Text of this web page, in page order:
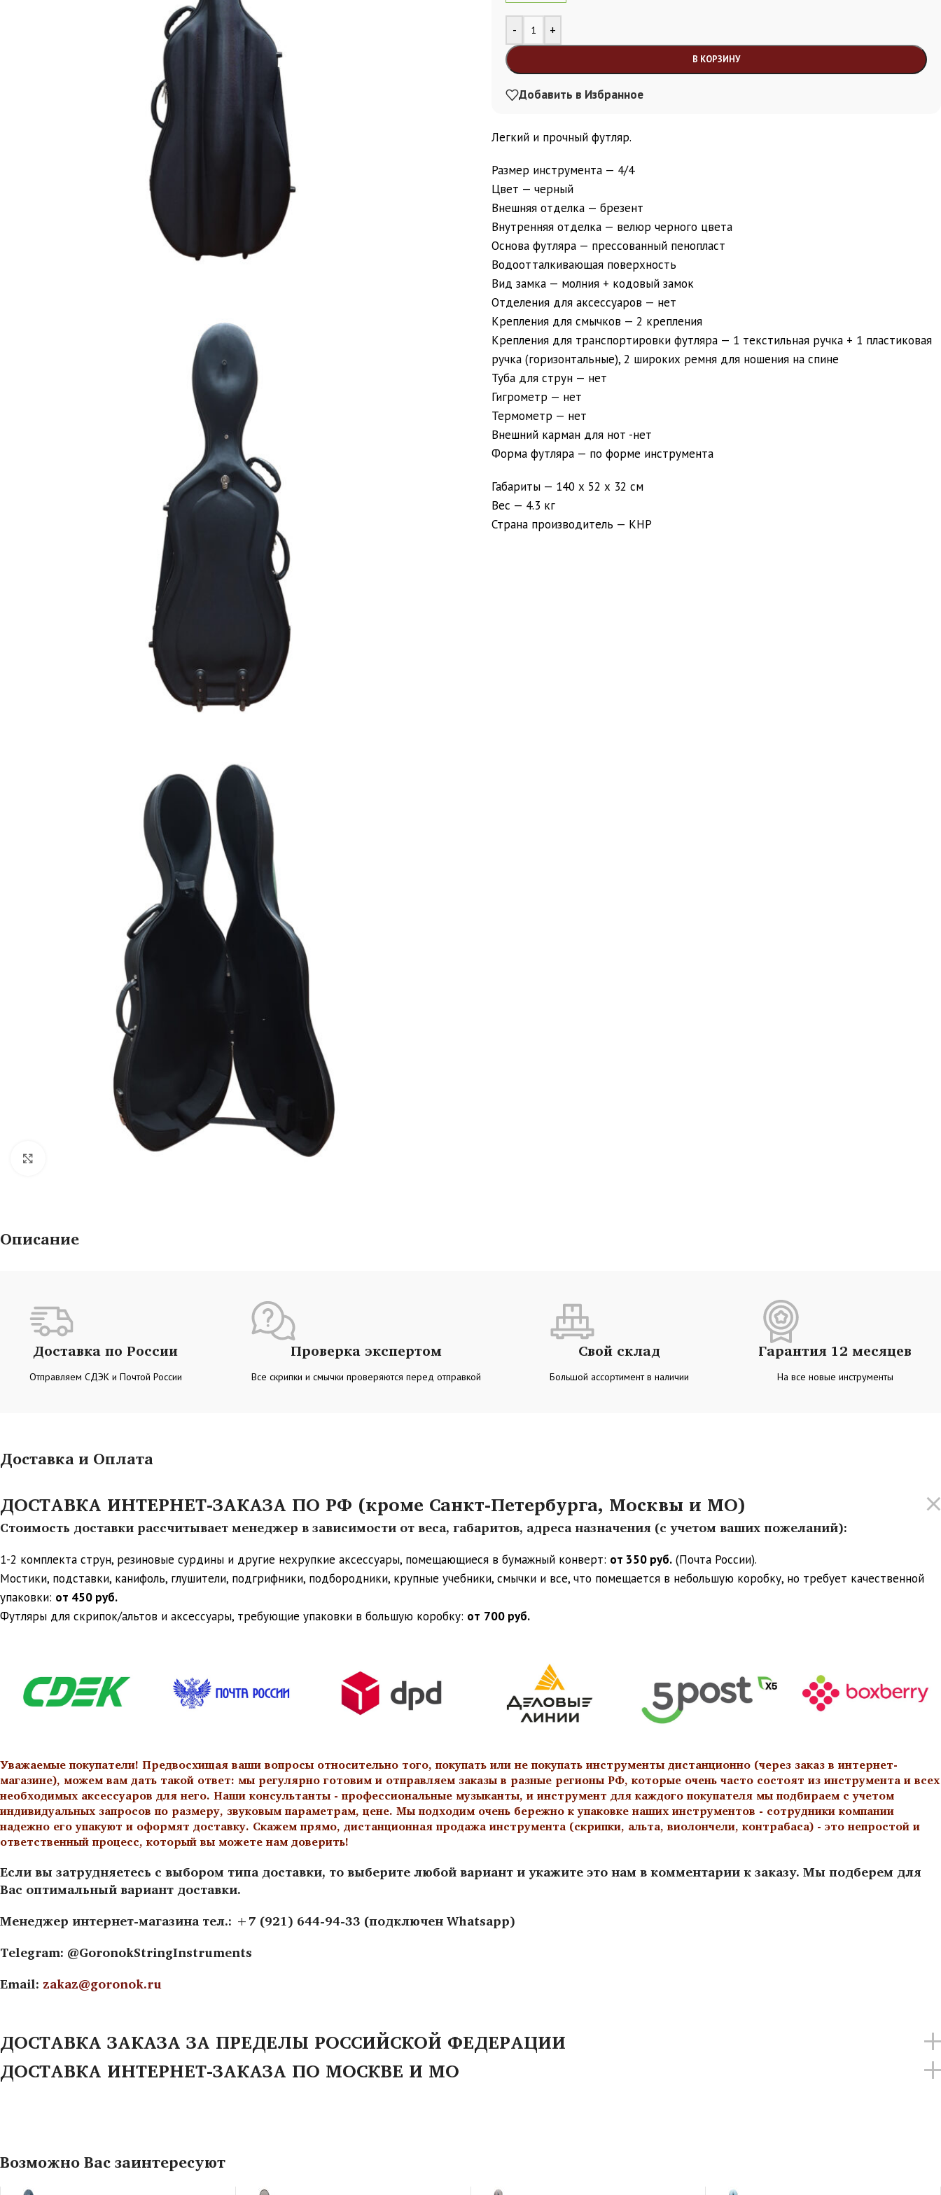
- +
В КОРЗИНУ
Alternative:
Добавить в Избранное
Легкий и прочный футляр.
Размер инструмента — 4/4
Цвет — черный
Внешняя отделка — брезент
Внутренняя отделка — велюр черного цвета
Основа футляра — прессованный пенопласт
Водоотталкивающая поверхность
Вид замка — молния + кодовый замок
Отделения для аксессуаров — нет
Крепления для смычков — 2 крепления
Крепления для транспортировки футляра — 1 текстильная ручка + 1 пластиковая
ручка (горизонтальные), 2 широких ремня для ношения на спине
Туба для струн — нет
Гигрометр — нет
Термометр — нет
Внешний карман для нот -нет
Форма футляра — по форме инструмента
Габариты — 140 х 52 х 32 см
Вес — 4.3 кг
Страна производитель — КНР
Описание
Доставка по России
Отправляем СДЭК и Почтой России
Проверка экспертом
Все скрипки и смычки проверяются перед отправкой
Свой склад
Большой ассортимент в наличии
Гарантия 12 месяцев
На все новые инструменты
Доставка и Оплата
ДОСТАВКА ИНТЕРНЕТ-ЗАКАЗА ПО РФ (кроме Санкт-Петербурга, Москвы и МО)
Стоимость доставки рассчитывает менеджер в зависимости от веса, габаритов, адреса назначения (с учетом ваших пожеланий):
1-2 комплекта струн, резиновые сурдины и другие нехрупкие аксессуары, помещающиеся в бумажный конверт: от 350 руб. (Почта России).
Мостики, подставки, канифоль, глушители, подгрифники, подбородники, крупные учебники, смычки и все, что помещается в небольшую коробку, но требует качественной
упаковки: от 450 руб.
Футляры для скрипок/альтов и аксессуары, требующие упаковки в большую коробку: от 700 руб.
Уважаемые покупатели! Предвосхищая ваши вопросы относительно того, покупать или не покупать инструменты дистанционно (через заказ в интернет-
магазине), можем вам дать такой ответ: мы регулярно готовим и отправляем заказы в разные регионы РФ, которые очень часто состоят из инструмента и всех
необходимых аксессуаров для него. Наши консультанты - профессиональные музыканты, и инструмент для каждого покупателя мы подбираем с учетом
индивидуальных запросов по размеру, звуковым параметрам, цене. Мы подходим очень бережно к упаковке наших инструментов - сотрудники компании
надежно его упакуют и оформят доставку. Скажем прямо, дистанционная продажа инструмента (скрипки, альта, виолончели, контрабаса) - это непростой и
ответственный процесс, который вы можете нам доверить!
Если вы затрудняетесь с выбором типа доставки, то выберите любой вариант и укажите это нам в комментарии к заказу. Мы подберем для
Вас оптимальный вариант доставки.
Менеджер интернет-магазина тел.: +7 (921) 644-94-33 (подключен Whatsapp)
Telegram: @GoronokStringInstruments
Email: zakaz@goronok.ru
ДОСТАВКА ЗАКАЗА ЗА ПРЕДЕЛЫ РОССИЙСКОЙ ФЕДЕРАЦИИ
ДОСТАВКА ИНТЕРНЕТ-ЗАКАЗА ПО МОСКВЕ И МО
Возможно Вас заинтересуют